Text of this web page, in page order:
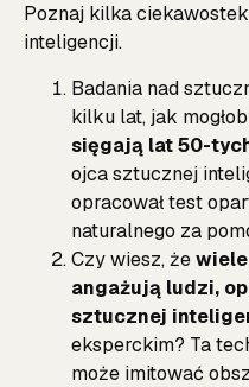
Poznaj kilka
inteligencji.
Badania nad
kilku lat, jak
sięgają lat 50-
ojca sztucznej
opracował test
naturalnego za
Czy wiesz, że
angażują ludzi,
sztucznej
eksperckim? Ta
może imitować